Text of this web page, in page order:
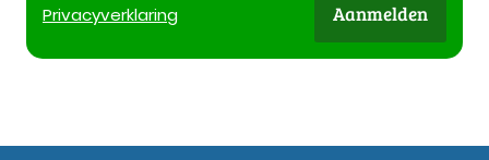
Privacyverklaring Aanmelden